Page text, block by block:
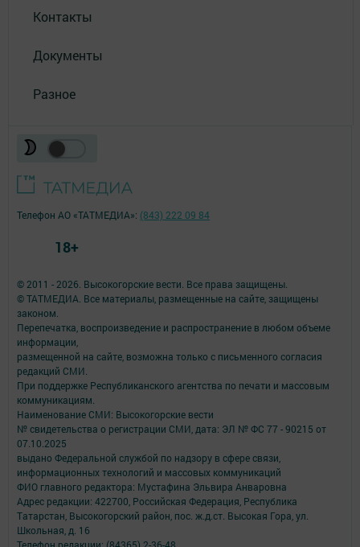
Контакты
Документы
Разное
© 2011 - 2026. Высокогорские вести. Все права защищены.
© ТАТМЕДИА. Все материалы, размещенные на сайте, защищены
законом.
Перепечатка, воспроизведение и распространение в любом объеме
информации,
размещенной на сайте, возможна только с письменного согласия
редакций СМИ.
При поддержке Республиканского агентства по печати и массовым
коммуникациям.
Наименование СМИ: Высокогорские вести
№ свидетельства о регистрации СМИ, дата: ЭЛ № ФС 77 - 90215 от
07.10.2025
выдано Федеральной службой по надзору в сфере связи,
информационных технологий и массовых коммуникаций
ФИО главного редактора: Мустафина Эльвира Анваровна
Адрес редакции: 422700, Российская Федерация, Республика
Татарстан, Высокогорский район, пос. ж.д.ст. Высокая Гора, ул.
Школьная, д. 16
Телефон редакции: (84365) 2-36-48
Телефон АО «ТАТМЕДИА»: (843) 222 09 84
18+